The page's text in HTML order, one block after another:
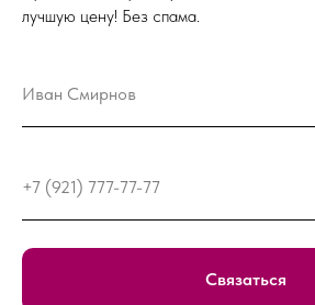
лучшую цену! Без спама.
Иван Смирнов
+7 (921) 777-77-77
Связаться